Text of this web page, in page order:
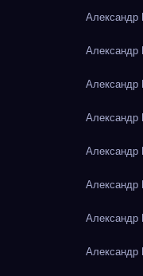
Александр
Александр
Александр
Александр
Александр
Александр
Александр
Александр